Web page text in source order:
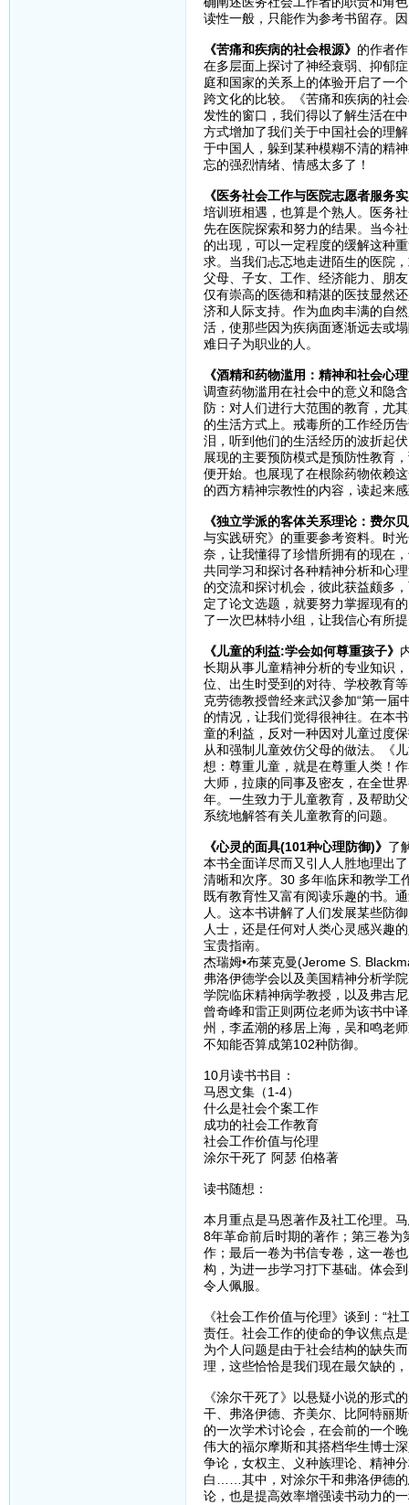
读性一般，只能作为参考书留存。
《苦痛和疾病的社会根源》 的作者
在多层面上探讨了神经衰弱、抑郁
庭和国家的关系上的体验开启了一
跨文化的比较。《苦痛和疾病的社
发性的窗口，我们得以了解生活在
方式增加了我们关于中国社会的理
于中国人，躲到某种模糊不清的精
忘的强烈情绪、情感太多了！
《医务社会工作与医院志愿者服务
培训班相遇，也算是个熟人。医务
先在医院探索和努力的结果。当今
的出现，可以一定程度的缓解这种
求。当我们忐忑地走进陌生的医院
父母、子女、工作、经济能力、朋
仅有崇高的医德和精湛的医技显然
济和人际支持。作为血肉丰满的自
活，使那些因为疾病面逐渐远去或
难日子为职业的人。
《酒精和药物滥用：精神和社会心
调查药物滥用在社会中的意义和隐
防：对人们进行大范围的教育，尤
的生活方式上。戒毒所的工作经历
泪，听到他们的生活经历的波折起
展现的主要预防模式是预防性教育
便开始。也展现了在根除药物依赖
的西方精神宗教性的内容，读起来
《独立学派的客体关系理论：费尔
与实践研究》的重要参考资料。时
奈，让我懂得了珍惜所拥有的现在
共同学习和探讨各种精神分析和心
的交流和探讨机会，彼此获益颇多
定了论文选题，就要努力掌握现有
了一次巴林特小组，让我信心有所
《儿童的利益:学会如何尊重孩子》
长期从事儿童精神分析的专业知识
位、出生时受到的对待、学校教育
克劳德教授曾经来武汉参加“第一届
的情况，让我们觉得很神往。在本
童的利益，反对一种因对儿童过度
从和强制儿童效仿父母的做法。《
想：尊重儿童，就是在尊重人类！
大师，拉康的同事及密友，在全世
年。一生致力于儿童教育，及帮助
系统地解答有关儿童教育的问题。
《心灵的面具(101种心理防御)》 了
本书全面详尽而又引人人胜地理
清晰和次序。30 多年临床和教学工
既有教育性又富有阅读乐趣的书。
人。这本书讲解了人们发展某些防
人士，还是任何对人类心灵感兴趣
宝贵指南。
杰瑞姆•布莱克曼(Jerome S.
弗洛伊德学会以及美国精神分析学
学院临床精神病学教授，以及弗吉
曾奇峰和雷正则两位老师为该书中
州，李孟潮的移居上海，吴和鸣老
不知能否算成第102种防御。
10月读书书目：
马恩文集（1-4）
什么是社会个案工作
成功的社会工作教育
社会工作价值与伦理
涂尔干死了 阿瑟 伯格著
读书随想：
本月重点是马恩著作及社工伦理。
8年革命前后时期的著作；第三卷
作；最后一卷为书信专卷，这一卷
构，为进一步学习打下基础。体会
令人佩服。
《社会工作价值与伦理》谈到：“
责任。社会工作的使命的争议焦点
为个人问题是由于社会结构的缺失
理，这些恰恰是我们现在最欠缺的
《涂尔干死了》以悬疑小说的形式
干、弗洛伊德、齐美尔、比阿特丽
的一次学术讨论会，在会前的一个
伟大的福尔摩斯和其搭档华生博士
争论，女权主、义种族理论、精神
白……其中，对涂尔干和弗洛伊德的
论，也是提高效率增强读书动力的